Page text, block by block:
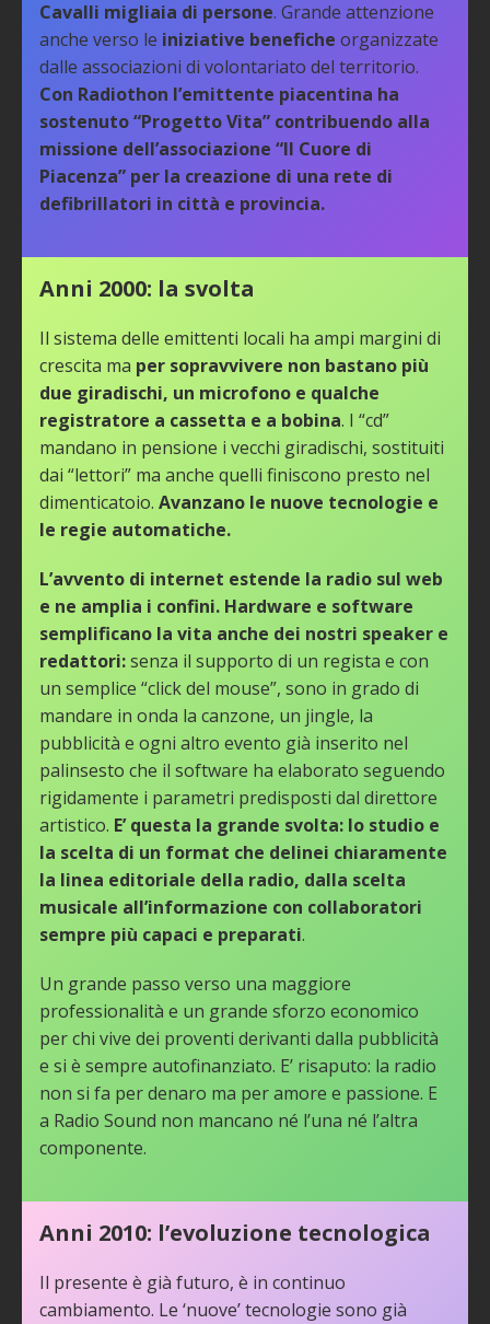
Cavalli migliaia di persone. Grande attenzione
anche verso le iniziative benefiche organizzate
dalle associazioni di volontariato del territorio.
Con Radiothon l’emittente piacentina ha
sostenuto “Progetto Vita” contribuendo alla
missione dell’associazione “Il Cuore di
Piacenza” per la creazione di una rete di
defibrillatori in città e provincia.
Anni 2000: la svolta
Il sistema delle emittenti locali ha ampi margini di
crescita ma per sopravvivere non bastano più
due giradischi, un microfono e qualche
registratore a cassetta e a bobina. I “cd”
mandano in pensione i vecchi giradischi, sostituiti
dai “lettori” ma anche quelli finiscono presto nel
dimenticatoio. Avanzano le nuove tecnologie e
le regie automatiche.
L’avvento di internet estende la radio sul web
e ne amplia i confini. Hardware e software
semplificano la vita anche dei nostri speaker e
redattori:senza il supporto di un regista e con
un semplice “click del mouse”, sono in grado di
mandare in onda la canzone, un jingle, la
pubblicità e ogni altro evento già inserito nel
palinsesto che il software ha elaborato seguendo
rigidamente i parametri predisposti dal direttore
artistico. E’ questa la grande svolta: lo studio e
la scelta di un format che delinei chiaramente
la linea editoriale della radio, dalla scelta
musicale all’informazione con collaboratori
sempre più capaci e preparati.
Un grande passo verso una maggiore
professionalità e un grande sforzo economico
per chi vive dei proventi derivanti dalla pubblicità
e si è sempre autofinanziato. E’ risaputo: la radio
non si fa per denaro ma per amore e passione. E
a Radio Sound non mancano né l’una né l’altra
componente.
Anni 2010: l’evoluzione tecnologica
Il presente è già futuro, è in continuo
cambiamento. Le ‘nuove’ tecnologie sono già